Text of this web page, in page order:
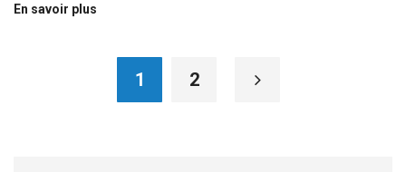
En savoir plus
1 2